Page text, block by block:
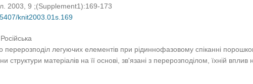
2003, 9 ;(Supplement1):169-173
knit2003.01s.169
Російська
перерозподіл легуючих елементів при рідиннофазовому спіканні
структури матеріалів на її основі, зв'язані з перерозподілом, їхній вплив